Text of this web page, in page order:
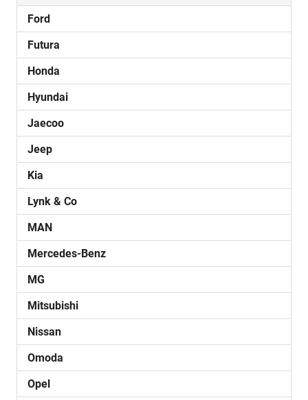
Ford
Futura
Honda
Hyundai
Jaecoo
Jeep
Kia
Lynk & Co
MAN
Mercedes-Benz
MG
Mitsubishi
Nissan
Omoda
Opel